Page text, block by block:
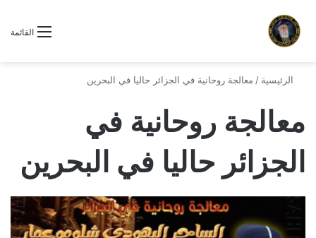
القائمة
الرئيسية / معالجة روحانية في الجزائر حاليا في البحرين
معالجة روحانية في
الجزائر حاليا في البحرين